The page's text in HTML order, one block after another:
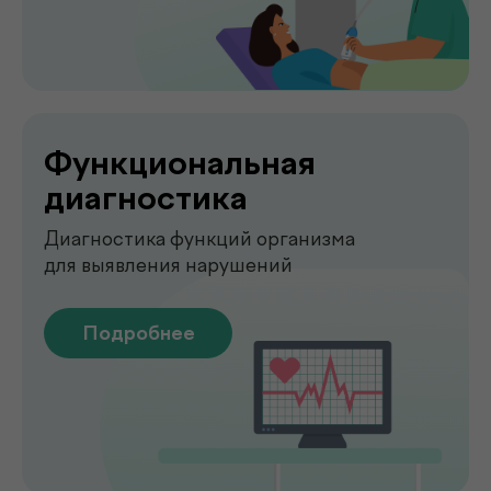
О клинике
.de factum